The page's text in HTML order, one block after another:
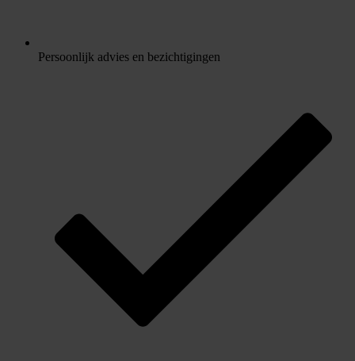
Persoonlijk advies en bezichtigingen